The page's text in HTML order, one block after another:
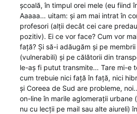
școală, în timpul orei mele (eu fiind
Aaaaa… uitam: și am mai intrat în
profesori (alții decât cei care
pozitiv). Ei ce vor face? Cum vor
față? Și să-i adăugăm și pe
(vulnerabili) și pe călătorii din
le-aș fi putut transmite… Tare mi-e
cum trebuie nici față în față, nici
și Coreea de Sud are probleme,
on-line în marile aglomerații urbane
nu cu lecții pe mail sau alte aiureli)